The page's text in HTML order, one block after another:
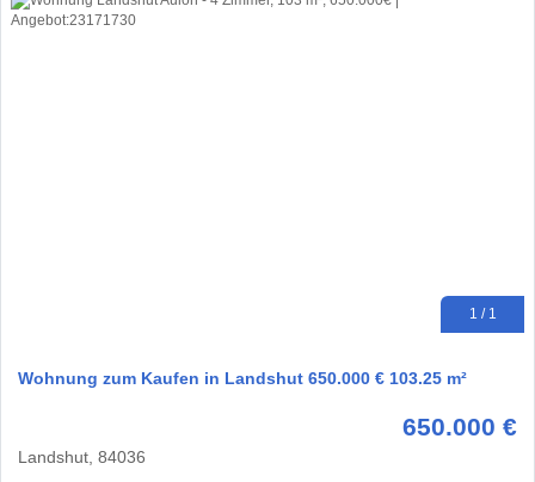
1 / 1
Wohnung zum Kaufen in Landshut 650.000 € 103.25 m²
650.000 €
Landshut, 84036